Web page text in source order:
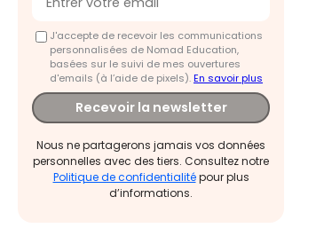
J'accepte de recevoir les communications
personnalisées de Nomad Education,
basées sur le suivi de mes ouvertures
d'emails (à l’aide de pixels).En savoir plus
Recevoir la newsletter
Nous ne partagerons jamais vos données
personnelles avec des tiers. Consultez notre
Politique de confidentialitépour plus
d’informations.